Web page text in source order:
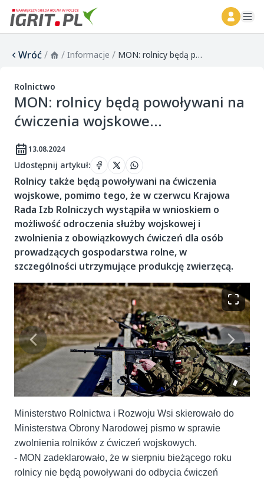
Wróć/ / Informacje / MON: rolnicy będą powoływani na ćwiczenia wojskowe...
Rolnictwo
MON: rolnicy będą powoływani na
ćwiczenia wojskowe...
13.08.2024
Udostępnij artykuł:
Rolnicy także będą powoływani na ćwiczenia
wojskowe, pomimo tego, że w czerwcu Krajowa
Rada Izb Rolniczych wystąpiła w wnioskiem o
możliwość odroczenia służby wojskowej i
zwolnienia z obowiązkowych ćwiczeń dla osób
prowadzących gospodarstwa rolne, w
szczególności utrzymujące produkcję zwierzęcą.
Ministerstwo Rolnictwa i Rozwoju Wsi skierowało do
Ministerstwa Obrony Narodowej pismo w sprawie
zwolnienia rolników z ćwiczeń wojskowych.
- MON zadeklarowało, że w sierpniu bieżącego roku
rolnicy nie będą powoływani do odbycia ćwiczeń